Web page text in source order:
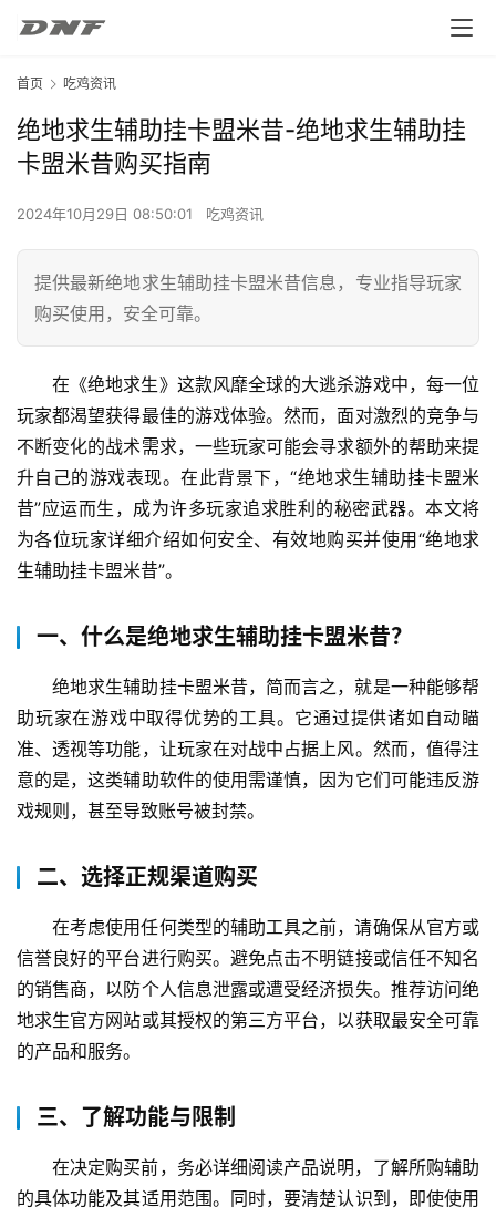
首页 吃鸡资讯
绝地求生辅助挂卡盟米昔-绝地求生辅助挂
卡盟米昔购买指南
2024年10月29日 08:50:01 吃鸡资讯
提供最新绝地求生辅助挂卡盟米昔信息，专业指导玩家
购买使用，安全可靠。
在《绝地求生》这款风靡全球的大逃杀游戏中，每一位
玩家都渴望获得最佳的游戏体验。然而，面对激烈的竞争与
不断变化的战术需求，一些玩家可能会寻求额外的帮助来提
升自己的游戏表现。在此背景下，“绝地求生辅助挂卡盟米
昔”应运而生，成为许多玩家追求胜利的秘密武器。本文将
为各位玩家详细介绍如何安全、有效地购买并使用“绝地求
生辅助挂卡盟米昔”。
一、什么是绝地求生辅助挂卡盟米昔？
绝地求生辅助挂卡盟米昔，简而言之，就是一种能够帮
助玩家在游戏中取得优势的工具。它通过提供诸如自动瞄
准、透视等功能，让玩家在对战中占据上风。然而，值得注
意的是，这类辅助软件的使用需谨慎，因为它们可能违反游
戏规则，甚至导致账号被封禁。
二、选择正规渠道购买
在考虑使用任何类型的辅助工具之前，请确保从官方或
信誉良好的平台进行购买。避免点击不明链接或信任不知名
的销售商，以防个人信息泄露或遭受经济损失。推荐访问绝
地求生官方网站或其授权的第三方平台，以获取最安全可靠
的产品和服务。
三、了解功能与限制
在决定购买前，务必详细阅读产品说明，了解所购辅助
的具体功能及其适用范围。同时，要清楚认识到，即使使用